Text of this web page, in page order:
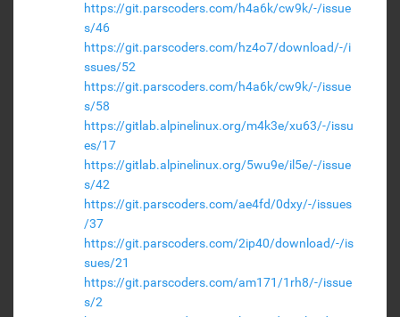
https://git.parscoders.com/h4a6k/cw9k/-/issue
s/46
https://git.parscoders.com/hz4o7/download/-/i
ssues/52
https://git.parscoders.com/h4a6k/cw9k/-/issue
s/58
https://gitlab.alpinelinux.org/m4k3e/xu63/-/issu
es/17
https://gitlab.alpinelinux.org/5wu9e/il5e/-/issue
s/42
https://git.parscoders.com/ae4fd/0dxy/-/issues
/37
https://git.parscoders.com/2ip40/download/-/is
sues/21
https://git.parscoders.com/am171/1rh8/-/issue
s/2